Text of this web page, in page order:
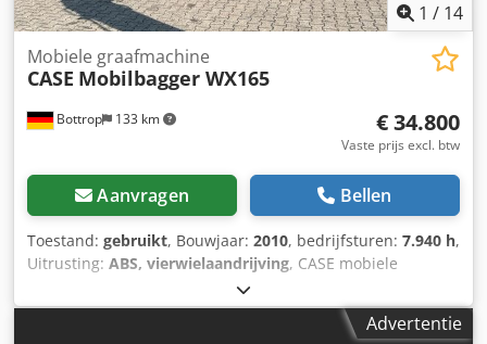
1 / 14
Bottrop 133 km
Mobiele graafmachine
CASE Mobilbagger WX165
€ 34.800
Vaste prijs excl. btw
Aanvragen Bellen
Toestand: gebruikt, Bouwjaar: 2010, bedrijfsturen: 7.940 h,
Uitrusting: ABS, vierwielaandrijving, CASE mobiele
graafmachine Type: WX165 (hydraulische graafmachine)
Typegoedkeuringsnummer: N211 Motorfabrikant: Case
Motorvermogen: 105 kW Bedrijfstijden: 7940 uurAdvertentie